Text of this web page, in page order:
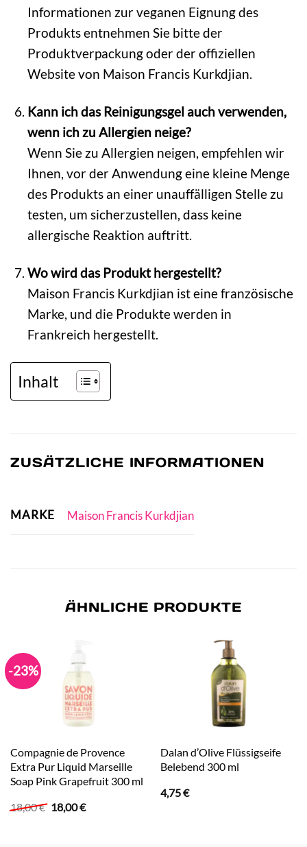
Informationen zur veganen Eignung des
Produkts entnehmen Sie bitte der
Produktverpackung oder der offiziellen
Website von Maison Francis Kurkdjian.
Kann ich das Reinigungsgel auch verwenden,
wenn ich zu Allergien neige?
Wenn Sie zu Allergien neigen, empfehlen wir
Ihnen, vor der Anwendung eine kleine Menge
des Produkts an einer unauffälligen Stelle zu
testen, um sicherzustellen, dass keine
allergische Reaktion auftritt.
Wo wird das Produkt hergestellt?
Maison Francis Kurkdjian ist eine französische
Marke, und die Produkte werden in
Frankreich hergestellt.
Inhalt
ZUSÄTZLICHE INFORMATIONEN
MARKE Maison Francis Kurkdjian
ÄHNLICHE PRODUKTE
-23%
Compagnie de Provence
Extra Pur Liquid Marseille
Soap Pink Grapefruit 300 ml
18,00€ Ursprünglicher
Preis
18,00€Aktueller
Dalan d’Olive Flüssigseife
Belebend 300 ml
4,75€